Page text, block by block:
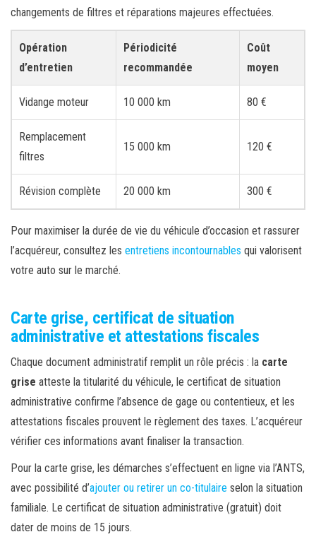
changements de filtres et réparations majeures effectuées.
Opération
d’entretien
Périodicité
recommandée
Coût
moyen
Vidange moteur 10 000 km 80 €
Remplacement
filtres
15 000 km 120 €
Révision complète 20 000 km 300 €
Pour maximiser la durée de vie du véhicule d’occasion et rassurer
l’acquéreur, consultez les entretiens incontournables qui valorisent
votre auto sur le marché.
Carte grise, certificat de situation
administrative et attestations fiscales
Chaque document administratif remplit un rôle précis : la carte
grise atteste la titularité du véhicule, le certificat de situation
administrative confirme l’absence de gage ou contentieux, et les
attestations fiscales prouvent le règlement des taxes. L’acquéreur
vérifier ces informations avant finaliser la transaction.
Pour la carte grise, les démarches s’effectuent en ligne via l’ANTS,
avec possibilité d’ajouter ou retirer un co-titulaire selon la situation
familiale. Le certificat de situation administrative (gratuit) doit
dater de moins de 15 jours.